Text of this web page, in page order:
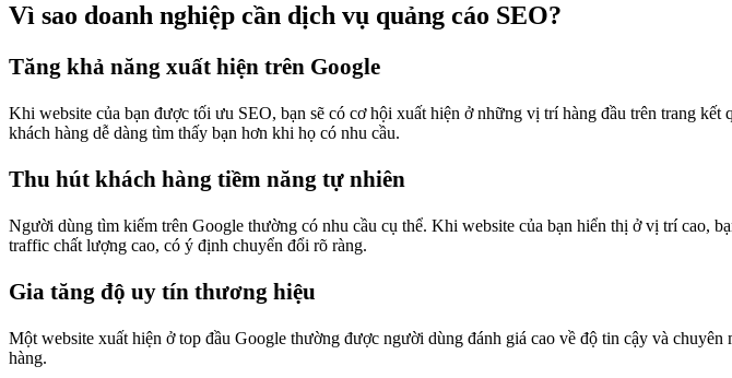
Vì sao doanh nghiệp cần dịch vụ quảng cáo SEO?
Tăng khả năng xuất hiện trên Google
Khi website của bạn được tối ưu SEO, bạn sẽ có cơ hội xuất hiện ở những vị trí hàng đầu trên trang
khách hàng dễ dàng tìm thấy bạn hơn khi họ có nhu cầu.
Thu hút khách hàng tiềm năng tự nhiên
Người dùng tìm kiếm trên Google thường có nhu cầu cụ thể. Khi website của bạn hiển thị ở vị trí cao,
traffic chất lượng cao, có ý định chuyển đổi rõ ràng.
Gia tăng độ uy tín thương hiệu
Một website xuất hiện ở top đầu Google thường được người dùng đánh giá cao về độ tin cậy và
hàng.